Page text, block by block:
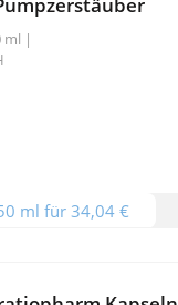
ml |
ml für 34,04 €